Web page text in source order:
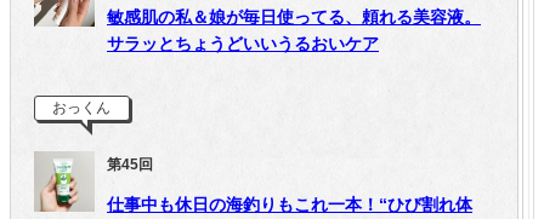
敏感肌の私＆娘が毎日使ってる、頼れる美容液。
サラッとちょうどいいうるおいケア
おっくん
第45回
仕事中も休日の海釣りもこれ一本！“ひび割れ体